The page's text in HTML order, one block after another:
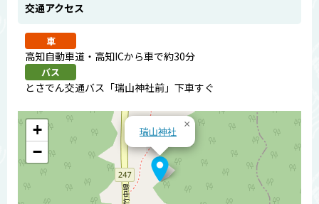
交通アクセス
車
高知自動車道・高知ICから車で約30分
バス
とさでん交通バス「瑞山神社前」下車すぐ
瑞山神社
×
+
−